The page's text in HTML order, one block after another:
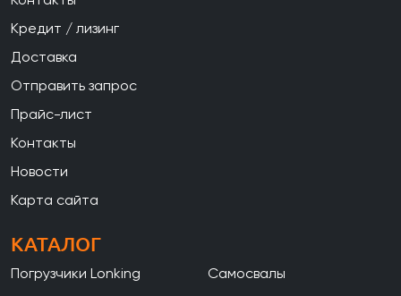
Кредит / лизинг
Доставка
Отправить запрос
Прайс-лист
Контакты
Новости
Карта сайта
КАТАЛОГ
Погрузчики Lonking
Самосвалы